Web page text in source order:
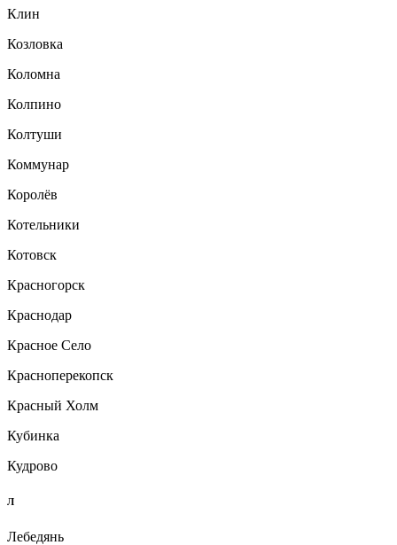
Клин
Козловка
Коломна
Колпино
Колтуши
Коммунар
Королёв
Котельники
Котовск
Красногорск
Краснодар
Красное Село
Красноперекопск
Красный Холм
Кубинка
Кудрово
Л
Лебедянь